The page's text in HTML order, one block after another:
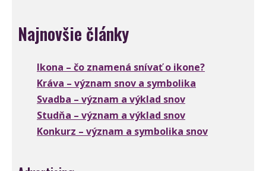
Najnovšie články
Ikona – čo znamená snívať o ikone?
Kráva – význam snov a symbolika
Svadba – význam a výklad snov
Studňa – význam a výklad snov
Konkurz – význam a symbolika snov